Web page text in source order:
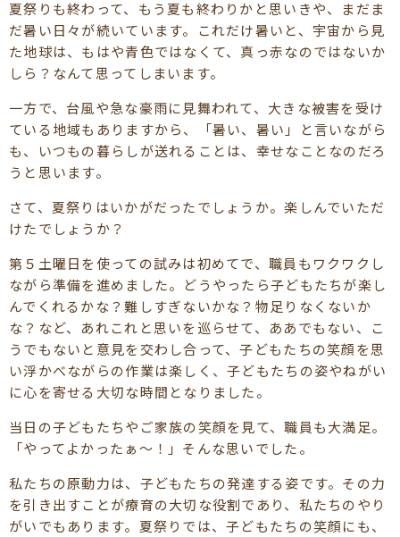
夏祭りも終わって、もう夏も終わりかと思いきや、まだま
だ暑い日々が続いています。これだけ暑いと、宇宙から見
た地球は、もはや青色ではなくて、真っ赤なのではないか
しら？なんて思ってしまいます。
一方で、台風や急な豪雨に見舞われて、大きな被害を受け
ている地域もありますから、「暑い、暑い」と言いながら
も、いつもの暮らしが送れることは、幸せなことなのだろ
うと思います。
さて、夏祭りはいかがだったでしょうか。楽しんでいただ
けたでしょうか？
第５土曜日を使っての試みは初めてで、職員もワクワクし
ながら準備を進めました。どうやったら子どもたちが楽し
んでくれるかな？難しすぎないかな？物足りなくないか
な？など、あれこれと思いを巡らせて、ああでもない、こ
うでもないと意見を交わし合って、子どもたちの笑顔を思
い浮かべながらの作業は楽しく、子どもたちの姿やねがい
に心を寄せる大切な時間となりました。
当日の子どもたちやご家族の笑顔を見て、職員も大満足。
「やってよかったぁ～！」そんな思いでした。
私たちの原動力は、子どもたちの発達する姿です。その力
を引き出すことが療育の大切な役割であり、私たちのやり
がいでもあります。夏祭りでは、子どもたちの笑顔にも、